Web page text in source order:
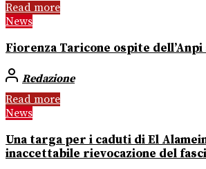
Read more
News
Fiorenza Taricone ospite dell’Anpi
Redazione
Read more
News
Una targa per i caduti di El
inaccettabile rievocazione del